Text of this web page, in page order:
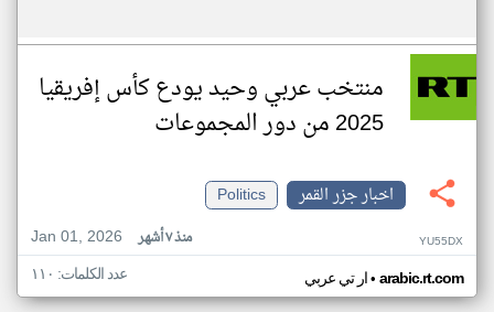
منتخب عربي وحيد يودع كأس إفريقيا
2025 من دور المجموعات
اخبار جزر القمر
Politics
Jan 01, 2026
منذ ٧ أشهر YU55DX
ار تي عربي• arabic.rt.com عدد الكلمات: ١١٠